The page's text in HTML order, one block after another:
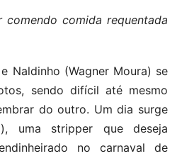
comida requentada
Naldinho (Wagner Moura) se
sendo difícil até mesmo
do outro. Um dia surge
uma stripper que deseja
no carnaval de